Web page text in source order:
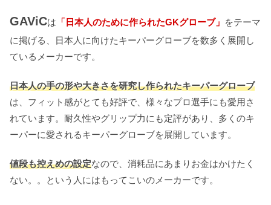
GAViCは 「日本人のために作られたGKグローブ」 をテーマ
に掲げる、日本人に向けたキーパーグローブを数多く展開し
ているメーカーです。
日本人の手の形や大きさを研究し作られたキーパーグローブ
は、フィット感がとても好評で、様々なプロ選手にも愛用さ
れています。耐久性やグリップ力にも定評があり、多くのキ
ーパーに愛されるキーパーグローブを展開しています。
値段も控えめの設定なので、消耗品にあまりお金はかけたく
ない。。という人にはもってこいのメーカーです。